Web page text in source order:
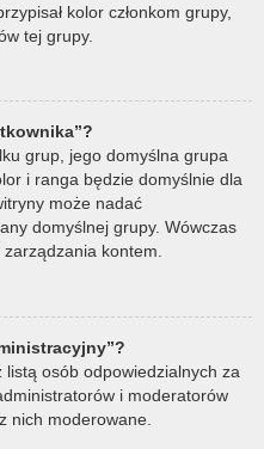
kolor członkom grupy,
tej grupy.
grup, jego domyślna grupa
i ranga będzie domyślnie dla
może nadać
domyślnej grupy. Wówczas
kontem.
osób odpowiedzialnych za
i moderatorów
nich moderowane.